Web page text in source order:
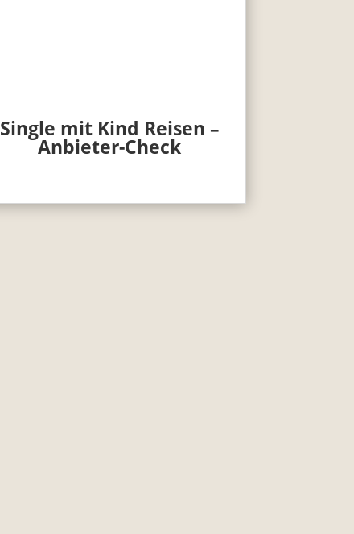
Single mit Kind Reisen –
Anbieter-Check